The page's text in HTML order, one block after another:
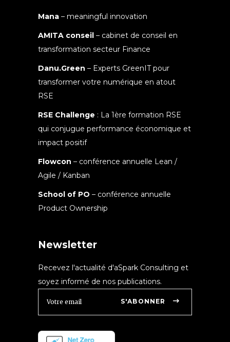
Mana – meaningful innovation
AMITA conseil – cabinet de conseil en
transformation secteur Finance
Danu.Green – Experts GreenIT pour
transformer votre numérique en atout
RSE
RSE Challenge : La 1ère formation RSE
qui conjugue performance économique et
impact positif
Flowcon – conférence annuelle Lean /
Agile / Kanban
School of PO – conférence annuelle
Product Ownership
Newsletter
Recevez l'actualité d'aSpark Consulting et
soyez informé de nos publications.
S'ABONNER